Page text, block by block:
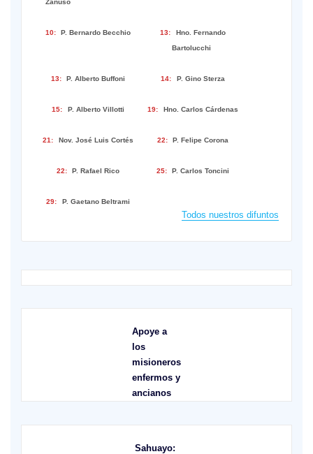
Zanuso
10: P. Bernardo Becchio 13:
Hno. Fernando
Bartolucchi
13: P. Alberto Buffoni 14: P. Gino Sterza
15: P. Alberto Villotti 19: Hno. Carlos Cárdenas
21: Nov. José Luis Cortés 22: P. Felipe Corona
22: P. Rafael Rico 25: P. Carlos Toncini
29: P. Gaetano Beltrami
Todos nuestros difuntos
Apoye a
los
misioneros
enfermos y
ancianos
Sahuayo: